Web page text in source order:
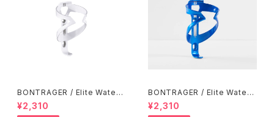
BONTRAGER / Elite Water
Bottle Cage / White
¥2,310
BONTRAGER / Elite Water
Bottle Cage / Alpine Blue
¥2,310